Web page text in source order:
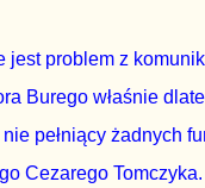
problem z
Burego właśnie
pełniący żadnych
Cezarego Tomczyka.